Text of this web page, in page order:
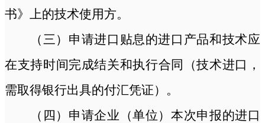
书》上的技术使用方。
（三）申请进口贴息的进口产品和技术应
在支持时间完成结关和执行合同（技术进口，
需取得银行出具的付汇凭证）。
（四）申请企业（单位）本次申报的进口